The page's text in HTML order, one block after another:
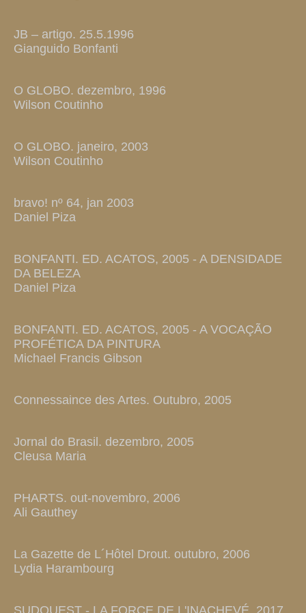
JB – artigo. 25.5.1996
Gianguido Bonfanti
O GLOBO. dezembro, 1996
Wilson Coutinho
O GLOBO. janeiro, 2003
Wilson Coutinho
bravo! nº 64, jan 2003
Daniel Piza
BONFANTI. ED. ACATOS, 2005 - A DENSIDADE
DA BELEZA
Daniel Piza
BONFANTI. ED. ACATOS, 2005 - A VOCAÇÃO
PROFÉTICA DA PINTURA
Michael Francis Gibson
Connessaince des Artes. Outubro, 2005
Jornal do Brasil. dezembro, 2005
Cleusa Maria
PHARTS. out-novembro, 2006
Ali Gauthey
La Gazette de L´Hôtel Drout. outubro, 2006
Lydia Harambourg
SUDOUEST - LA FORCE DE L'INACHEVÉ, 2017